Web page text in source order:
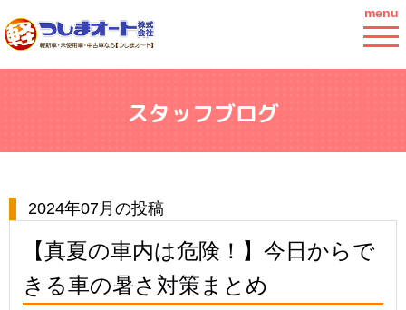
menu
スタッフブログ
2024年07月の投稿
【真夏の車内は危険！】今日からで
きる車の暑さ対策まとめ